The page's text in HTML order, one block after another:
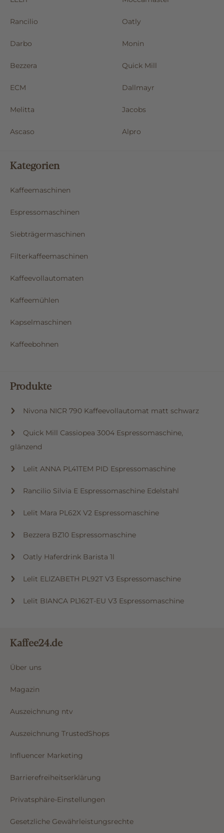
Rancilio Oatly
Darbo Monin
Bezzera Quick Mill
ECM Dallmayr
Melitta Jacobs
Ascaso Alpro
Kategorien
Kaffeemaschinen
Espressomaschinen
Siebträgermaschinen
Filterkaffeemaschinen
Kaffeevollautomaten
Kaffeemühlen
Kapselmaschinen
Kaffeebohnen
Produkte
Nivona NICR 790 Kaffeevollautomat matt schwarz
Quick Mill Cassiopea 3004 Espressomaschine,
glänzend
Lelit ANNA PL41TEM PID Espressomaschine
Rancilio Silvia E Espressomaschine Edelstahl
Lelit Mara PL62X V2 Espressomaschine
Bezzera BZ10 Espressomaschine
Oatly Haferdrink Barista 1l
Lelit ELIZABETH PL92T V3 Espressomaschine
Lelit BIANCA PL162T-EU V3 Espressomaschine
Kaffee24.de
Über uns
Magazin
Auszeichnung ntv
Auszeichnung TrustedShops
Influencer Marketing
Barrierefreiheitserklärung
Privatsphäre-Einstellungen
Gesetzliche Gewährleistungsrechte